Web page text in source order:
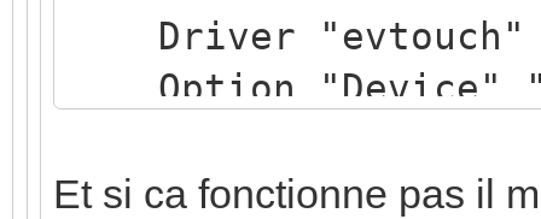
Driver "evtouch"
Option "Device"
Option
Et si ca fonctionne pas il